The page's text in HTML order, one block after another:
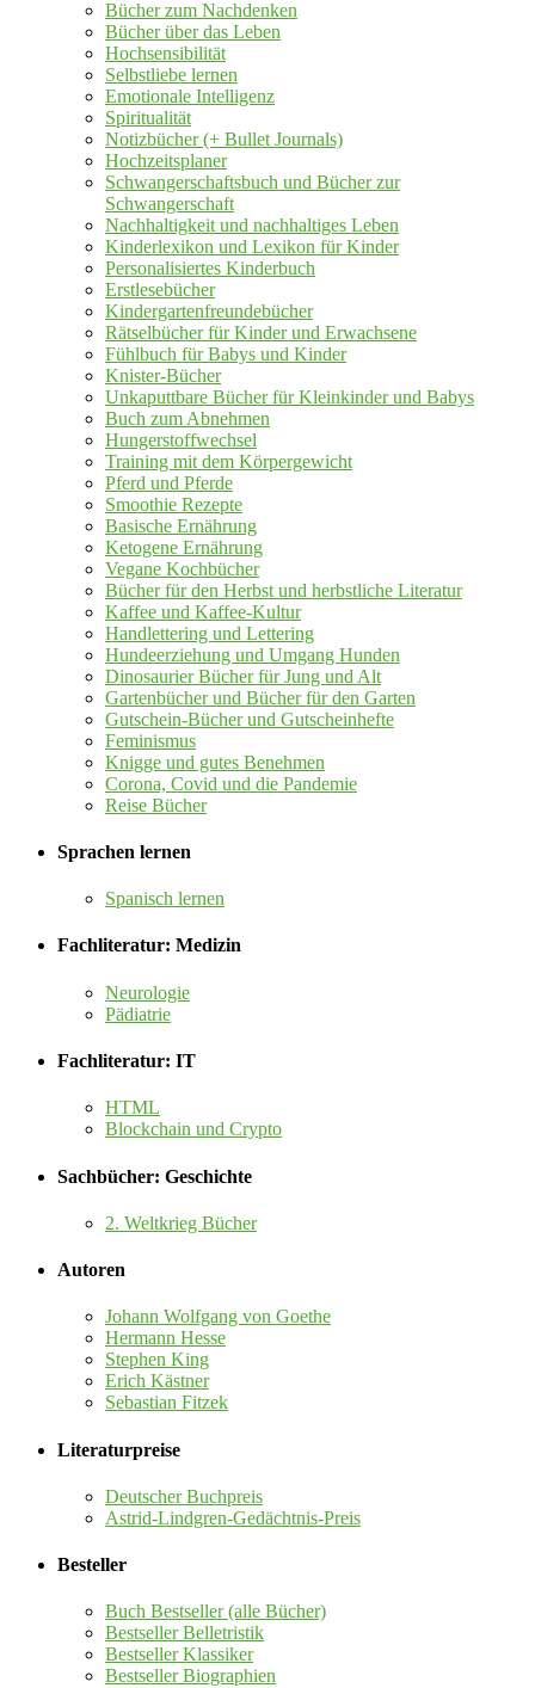
Bücher zum Nachdenken
Bücher über das Leben
Hochsensibilität
Selbstliebe lernen
Emotionale Intelligenz
Spiritualität
Notizbücher (+ Bullet Journals)
Hochzeitsplaner
Schwangerschaftsbuch und Bücher zur
Schwangerschaft
Nachhaltigkeit und nachhaltiges Leben
Kinderlexikon und Lexikon für Kinder
Personalisiertes Kinderbuch
Erstlesebücher
Kindergartenfreundebücher
Rätselbücher für Kinder und Erwachsene
Fühlbuch für Babys und Kinder
Knister-Bücher
Unkaputtbare Bücher für Kleinkinder und Babys
Buch zum Abnehmen
Hungerstoffwechsel
Training mit dem Körpergewicht
Pferd und Pferde
Smoothie Rezepte
Basische Ernährung
Ketogene Ernährung
Vegane Kochbücher
Bücher für den Herbst und herbstliche Literatur
Kaffee und Kaffee-Kultur
Handlettering und Lettering
Hundeerziehung und Umgang Hunden
Dinosaurier Bücher für Jung und Alt
Gartenbücher und Bücher für den Garten
Gutschein-Bücher und Gutscheinhefte
Feminismus
Knigge und gutes Benehmen
Corona, Covid und die Pandemie
Reise Bücher
Sprachen lernen
Spanisch lernen
Fachliteratur: Medizin
Neurologie
Pädiatrie
Fachliteratur: IT
HTML
Blockchain und Crypto
Sachbücher: Geschichte
2. Weltkrieg Bücher
Autoren
Johann Wolfgang von Goethe
Hermann Hesse
Stephen King
Erich Kästner
Sebastian Fitzek
Literaturpreise
Deutscher Buchpreis
Astrid-Lindgren-Gedächtnis-Preis
Besteller
Buch Bestseller (alle Bücher)
Bestseller Belletristik
Bestseller Klassiker
Bestseller Biographien